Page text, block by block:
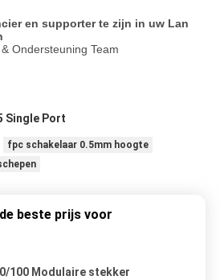
en supporter te zijn in uw Lan
Ondersteuning Team
Single Port
fpc schakelaar 0.5mm hoogte
beste prijs voor
100 Modulaire stekker